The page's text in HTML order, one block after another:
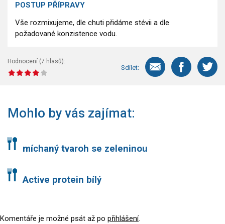
POSTUP PŘÍPRAVY
Vše rozmixujeme, dle chuti přidáme stévii a dle
požadované konzistence vodu.
Hodnocení (7 hlasů):
Sdílet:
Mohlo by vás zajímat:
míchaný tvaroh se zeleninou
Active protein bílý
Komentáře je možné psát až po přihlášení.